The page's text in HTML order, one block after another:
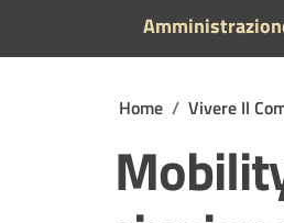
Home / Vivere Il